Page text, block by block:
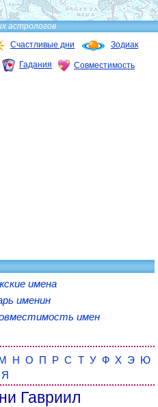
астрологов
Счастливые дни Зодиак
Гадания Совместимость
имена
именин
имен
Н О П Р С Т У Ф Х Э Ю
Я
Гавриил